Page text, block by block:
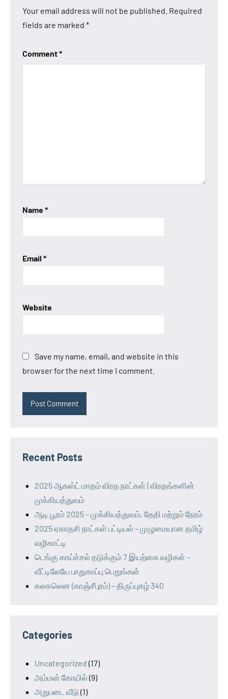
Your email address will not be published. Required
fields are marked *
Comment*
Name*
Email *
Website
Save my name, email, and website in this
browser for the next time I comment.
Recent Posts
2025 ஆகஸ்ட் மாதம் விரத நாட்கள் | விரதங்களின்
முக்கியத்துவம்
ஆடி பூரம் 2025 – முக்கியத்துவம், தேதி மற்றும் நேரம்
2025 ஏகாதசி நாட்கள் பட்டியல் – முழுமையான தமிழ்
வழிகாட்டி
டெங்கு காய்ச்சல் தடுக்கும் 7 இயற்கை வழிகள் –
வீட்டிலேயே பாதுகாப்பு பெறுங்கள்
கலகலென (காஞ்சீபுரம்) – திருப்புகழ் 340
Categories
Uncategorized (17)
அம்மன் கோயில் (9)
அறுபடை வீடு (1)